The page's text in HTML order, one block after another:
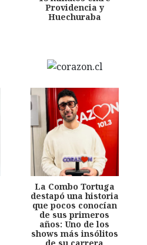
Providencia y
Huechuraba
La Combo Tortuga
destapó una historia
que pocos conocían
de sus primeros
años: Uno de los
shows más insólitos